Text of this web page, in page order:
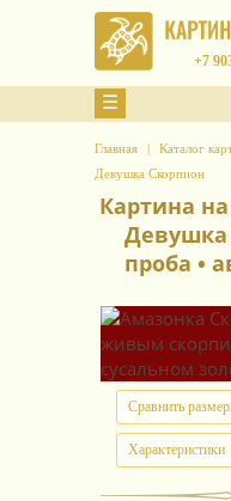
+7
☰
Главная Каталог
Девушка Скорпион
Картина
Девушка
проба •
Сравнить
Характеристики